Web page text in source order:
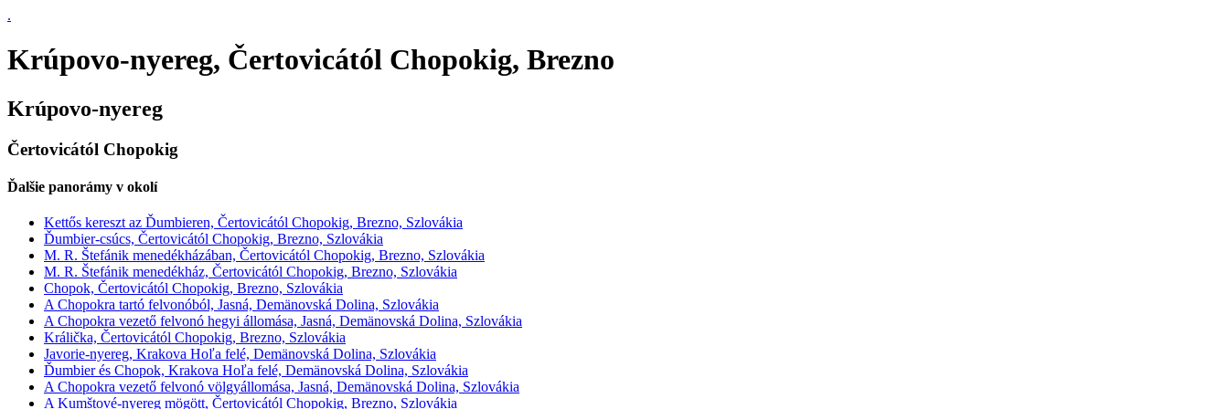
.
Krúpovo-nyereg, Čertovicától Chopokig, Brezno
Krúpovo-nyereg
Čertovicától Chopokig
Ďalšie panorámy v okolí
Kettős kereszt az Ďumbieren, Čertovicától Chopokig, Brezno, Szlovákia
Ďumbier-csúcs, Čertovicától Chopokig, Brezno, Szlovákia
M. R. Štefánik menedékházában, Čertovicától Chopokig, Brezno, Szlovákia
M. R. Štefánik menedékház, Čertovicától Chopokig, Brezno, Szlovákia
Chopok, Čertovicától Chopokig, Brezno, Szlovákia
A Chopokra tartó felvonóból, Jasná, Demänovská Dolina, Szlovákia
A Chopokra vezető felvonó hegyi állomása, Jasná, Demänovská Dolina, Szlovákia
Králička, Čertovicától Chopokig, Brezno, Szlovákia
Javorie-nyereg, Krakova Hoľa felé, Demänovská Dolina, Szlovákia
Ďumbier és Chopok, Krakova Hoľa felé, Demänovská Dolina, Szlovákia
A Chopokra vezető felvonó völgyállomása, Jasná, Demänovská Dolina, Szlovákia
A Kumštové-nyereg mögött, Čertovicától Chopokig, Brezno, Szlovákia